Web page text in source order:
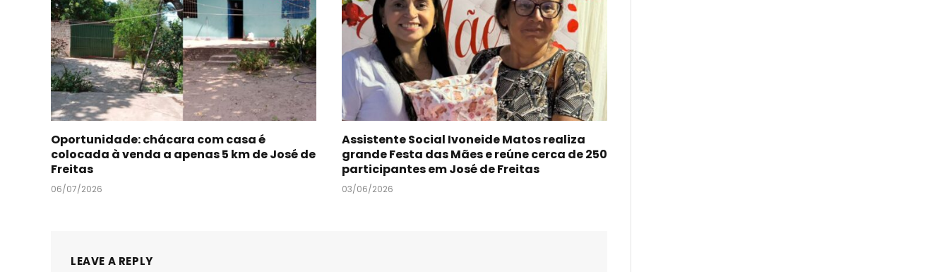
Oportunidade: chácara com casa é
colocada à venda a apenas 5 km de José de
Freitas
06/07/2026
Assistente Social Ivoneide Matos realiza
grande Festa das Mães e reúne cerca de 250
participantes em José de Freitas
03/06/2026
LEAVE A REPLY